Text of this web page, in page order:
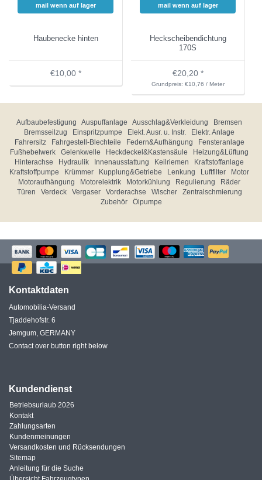
mail wenn auf lager
Haubenecke hinten
€10,00 *
mail wenn auf lager
Heckscheibendichtung
170S
€20,20 *
Grundpreis: €10,76 / Meter
Aufbaubefestigung Auspuffanlage Ausschlag&Verkleidung
Bremsen
Bremsseilzug
Einspritzpumpe Elekt. Ausr. u. Instr.
Elektr. Anlage
Fahrersitz
Fahrgestell-Blechteile Federn&Aufhängung
Fensteranlage
Fußhebelwerk
Gelenkwelle Heckdeckel&Kastensäule
Heizung&Lüftung
Hinterachse
Hydraulik Innenausstattung Keilriemen
Kraftstoffanlage
Kraftstoffpumpe
Krümmer Kupplung&Getriebe Lenkung Luftfilter
Motor
Motoraufhängung
Motorelektrik Motorkühlung Regulierung
Räder
Türen
Verdeck Vergaser Vorderachse Wischer
Zentralschmierung
Zubehör
Ölpumpe
Kontaktdaten
Automobilia-Versand
Tjaddehofstr. 6
Jemgum, GERMANY
Contact over button right below
Kundendienst
Betriebsurlaub 2026
Kontakt
Zahlungsarten
Kundenmeinungen
Versandkosten und Rücksendungen
Sitemap
Anleitung für die Suche